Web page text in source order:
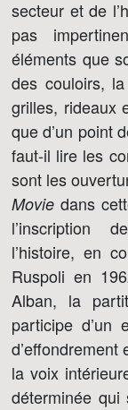
secteur et de
pas
éléments que
des couloirs,
grilles, rideaux
que d’un point
faut-il lire les
sont les
Movie dans
l’inscription
l’histoire, en
Ruspoli en
Alban, la
participe d’un
d’effondrement
la voix
déterminée qui